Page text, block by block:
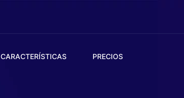
CARACTERÍSTICAS PRECIOS